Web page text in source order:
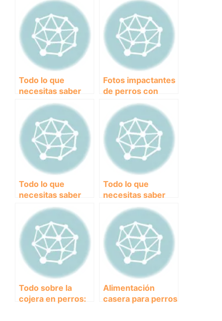
Todo lo que
necesitas saber
sobre el
osteosarcoma en
perros: causas,
diagnóstico y
tratamiento.
Fotos impactantes
de perros con
sarna: causas,
síntomas y
tratamiento.
Todo lo que
necesitas saber
sobre la gripe en
perros: Síntomas,
prevención y
tratamientos
Todo lo que
necesitas saber
sobre la
pancreatitis en
perros: síntomas,
tratamientos y
prevención.
Todo sobre la
cojera en perros:
Alimentación
casera para perros